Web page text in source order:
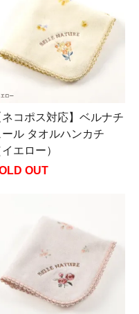
ネコポス対応】ベルナチ
ール タオルハンカチ
イエロー）
OUT